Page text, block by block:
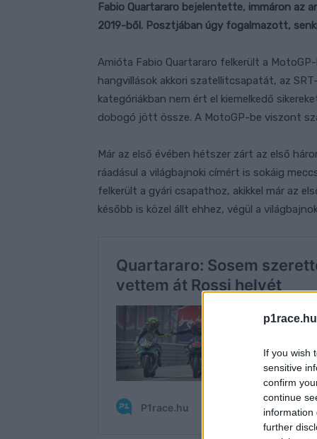
If you wish
sensitive
confirm
continue
information
further
Fabio Quartararo bejelentette, immáron az
2019-ből. Posztjában úgy fogalmazott,
Amióta Fabio Quartararo felkerült a
hangvillások akkori szatellitcsapatát, az
kategóriákban nem ért el kiemelkedő
dobogó jött össze. A MotoGP-be viszont
Már az első évében hétszer zárt az első
ráadásul a világbajnoki címért is sokáig
felkerült a gyári csapathoz, akikkel már az
később is közel állt ehhez, végül a